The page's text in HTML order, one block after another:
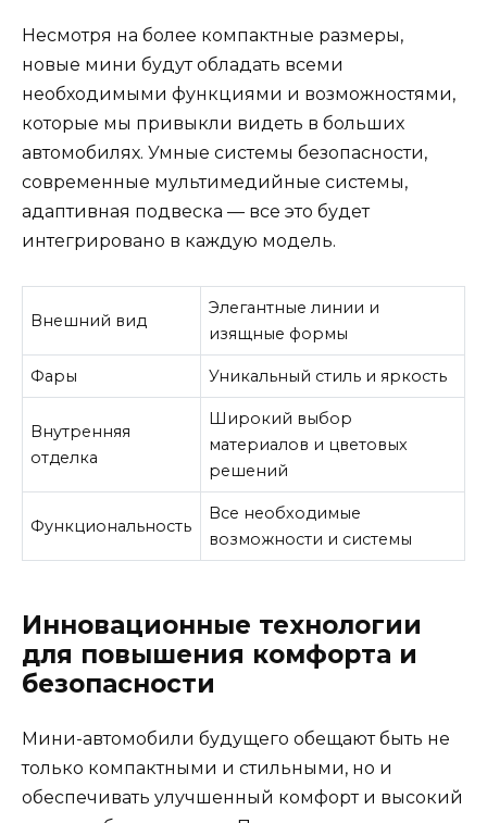
Несмотря на более компактные размеры,
новые мини будут обладать всеми
необходимыми функциями и возможностями,
которые мы привыкли видеть в больших
автомобилях. Умные системы безопасности,
современные мультимедийные системы,
адаптивная подвеска — все это будет
интегрировано в каждую модель.
Внешний вид
Элегантные линии и
изящные формы
Фары Уникальный стиль и яркость
Внутренняя
отделка
Широкий выбор
материалов и цветовых
решений
Функциональность
Все необходимые
возможности и системы
Инновационные технологии
для повышения комфорта и
безопасности
Мини-автомобили будущего обещают быть не
только компактными и стильными, но и
обеспечивать улучшенный комфорт и высокий